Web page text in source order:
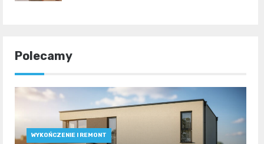
Polecamy
WYKOŃCZENIE I REMONT